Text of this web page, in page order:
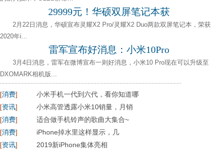
29999元！华硕双屏笔记本获
2月22日消息，华硕宣布灵耀X2 Pro/灵耀X2 Duo两款双屏笔记本，荣获
2020年i...
雷军宣布好消息：小米10Pro
3月4日消息，雷军在微博宣布一则好消息，小米10 Pro现在可以升级至
DXOMARK相机版...
[消费] 小米手机一代到六代，看你知道哪
[资讯] 小米高管透露小米10销量，月销
[消费] 适合做手机铃声的歌曲大集合~
[消费] iPhone掉水里这样显示，几
[资讯] 2019新iPhone集体亮相